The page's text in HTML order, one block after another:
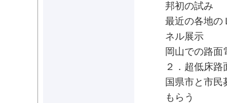
邦初の試み
最近の各地の
ネル展示
岡山での路
２．超低床
国県市と市
もらう